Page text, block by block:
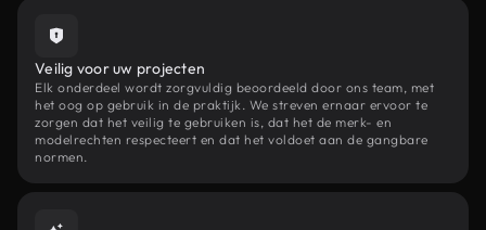
Veilig voor uw projecten
Elk onderdeel wordt zorgvuldig beoordeeld door ons team, met
het oog op gebruik in de praktijk. We streven ernaar ervoor te
zorgen dat het veilig te gebruiken is, dat het de merk- en
modelrechten respecteert en dat het voldoet aan de gangbare
normen.